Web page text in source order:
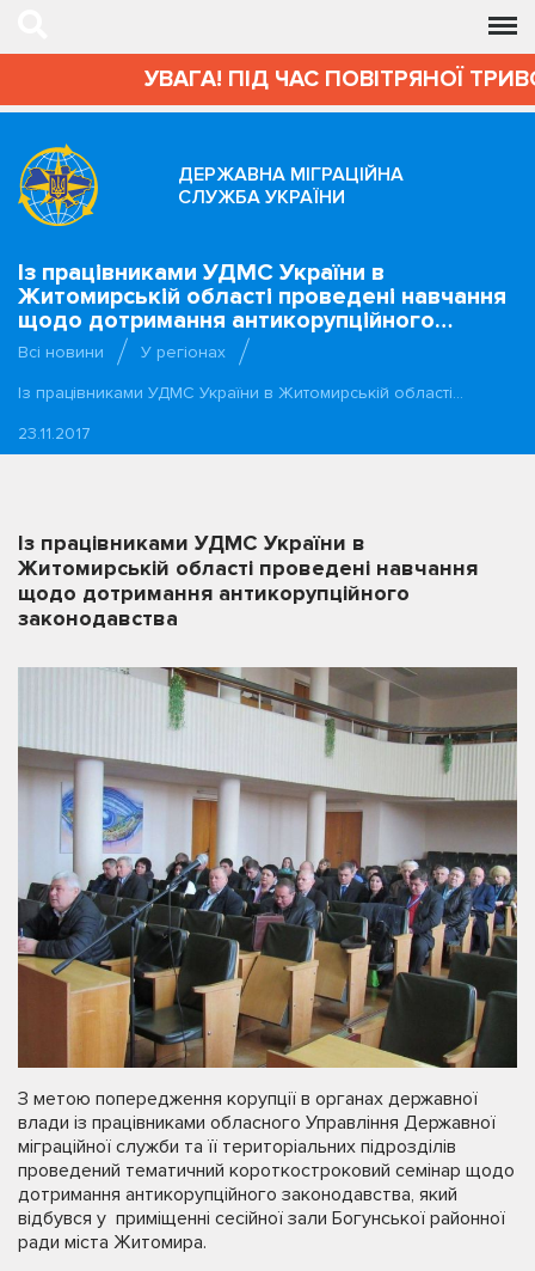
УВАГА! ПІД ЧАС ПОВІТРЯНОЇ
ДЕРЖАВНА МІГРАЦІЙНА
СЛУЖБА УКРАЇНИ
Із працівниками УДМС України в
Житомирській області проведені навчання
щодо дотримання антикорупційного…
Всі новини
У регіонах
Із працівниками УДМС України в Житомирській області…
23.11.2017
Із працівниками УДМС України в
Житомирській області проведені навчання
щодо дотримання антикорупційного
законодавства
З метою попередження корупції в органах державної
влади із працівниками обласного Управління Державної
міграційної служби та її територіальних підрозділів
проведений тематичний короткостроковий семінар щодо
дотримання антикорупційного законодавства, який
відбувся у приміщенні сесійної зали Богунської районної
ради міста Житомира.